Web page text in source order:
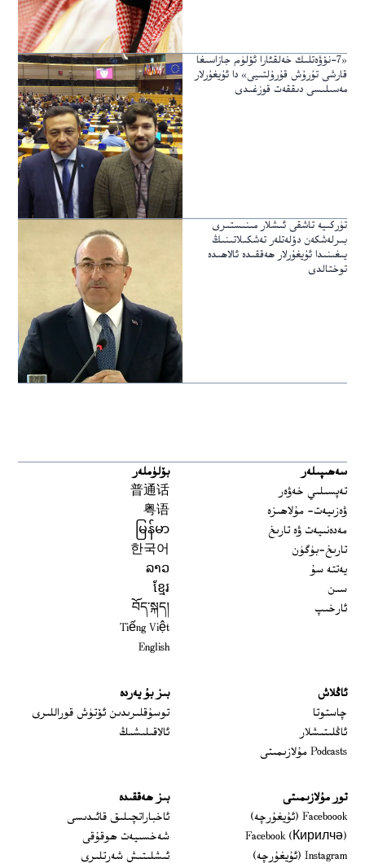
«7-نۆۋەتلىك خەلقئارا ئۆلۈم جازاسىغا
قارشى تۇرۇش قۇرۇلتىيى» دا ئۇيغۇرلار
مەسىلىسى دىققەت قوزغىدى
تۈركىيە تاشقى ئىشلار مىنىستىرى
بىرلەشكەن دۆلەتلەر تەشكىلاتىنىڭ
يىغىنىدا ئۇيغۇرلار ھەققىدە ئالاھىدە
توختالدى
سەھىپىلەر
تەپسىلىي خەۋەر
ۋەزىيەت- مۇلاھىزە
مەدەنىيەت ۋە تارىخ
تارىخ-بۈگۈن
يەتتە سۇ
سىن
ئارخىپ
بۆلۈملەر
普通话
粤语
မြန်မာ
한국어
ລາວ
ខ្មែរ
བོད་སྐད།
Tiếng Việt
English
ئاڭلاش
چاستوتا
ئاڭلىتىشلار
Podcasts مۇلازىمىتى
بىز بۇ يەردە
توسۇقلىرىدىن ئۆتۈش قوراللىرى
ئالاقىلىشىڭ
تور مۇلازىمىتى
Faceboook (ئۇيغۇرچە)
Opens in new window
Facebook (Кирилчә)
Opens in new window
Instagram (ئۇيغۇرچە)
Opens in new window
بىز ھەققىدە
ئاخباراتچىلىق قائىدىسى
شەخسىيەت ھوقۇقى
ئىشلىتىش شەرتلىرى